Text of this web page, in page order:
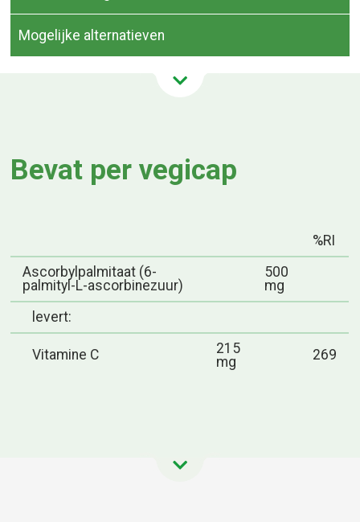
Mogelijke alternatieven
Bevat per vegicap
%RI
Ascorbylpalmitaat (6-
palmityl-L-ascorbinezuur)
500
mg
levert:
Vitamine C
215
mg
269